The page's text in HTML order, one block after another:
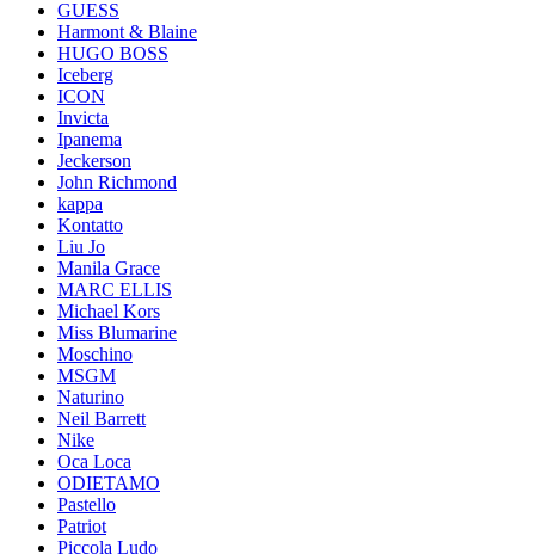
GUESS
Harmont & Blaine
HUGO BOSS
Iceberg
ICON
Invicta
Ipanema
Jeckerson
John Richmond
kappa
Kontatto
Liu Jo
Manila Grace
MARC ELLIS
Michael Kors
Miss Blumarine
Moschino
MSGM
Naturino
Neil Barrett
Nike
Oca Loca
ODIETAMO
Pastello
Patriot
Piccola Ludo